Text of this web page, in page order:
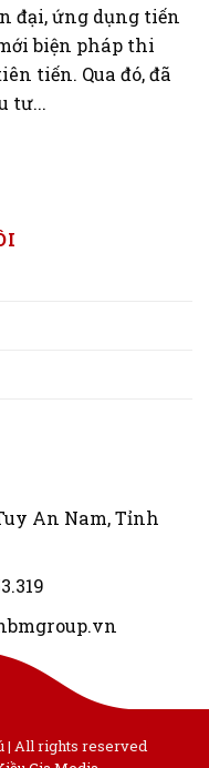
đại, ứng dụng tiến
biện pháp thi
tiến. Qua đó, đã
tư...
An Nam, Tỉnh
| All rights reserved